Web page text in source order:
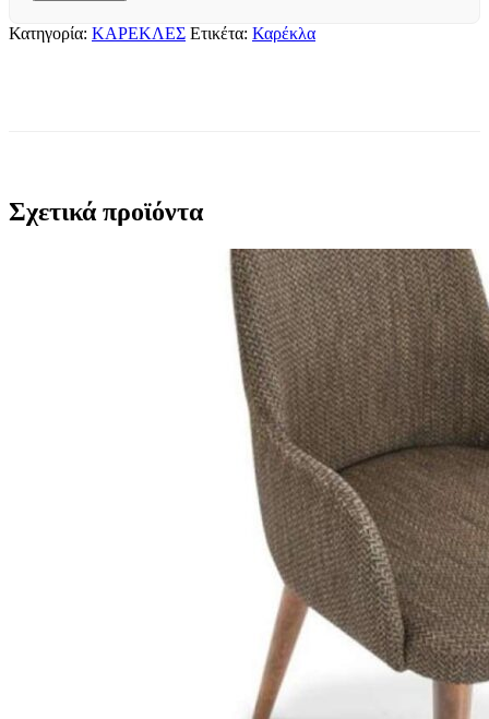
Κατηγορία: ΚΑΡΕΚΛΕΣ Ετικέτα: Καρέκλα
Σχετικά προϊόντα